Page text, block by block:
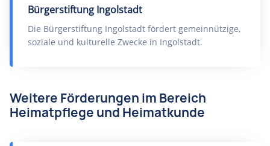
Bürgerstiftung Ingolstadt
Die Bürgerstiftung Ingolstadt fördert gemeinnützige,
soziale und kulturelle Zwecke in Ingolstadt.
Weitere Förderungen im Bereich
Heimatpflege und Heimatkunde